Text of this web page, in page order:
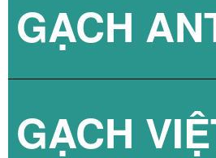
BÌNH
BÌNH
GẠCH
GẠCH